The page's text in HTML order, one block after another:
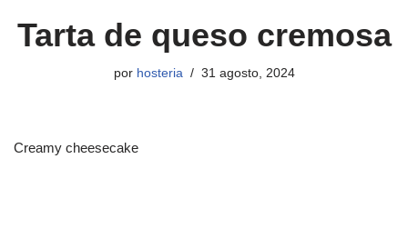
Tarta de queso cremosa
por hosteria 31 agosto, 2024
Creamy cheesecake